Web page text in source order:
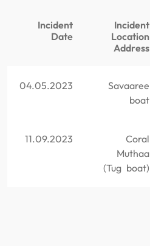
Incident
Location
Address
Incident
Date
Savaaree
boat
04.05.2023
Coral
Muthaa
(Tug boat)
11.09.2023